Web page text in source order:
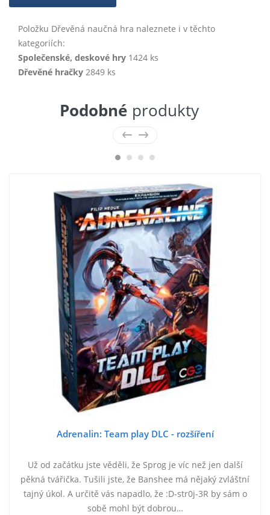
Položku Dřevěná naučná hra naleznete i v těchto
kategoriích:
Společenské, deskové hry 1424 ks
Dřevěné hračky 2849 ks
Podobné produkty
Adrenalin: Team play DLC - rozšíření
Už od začátku jste věděli, že Sprog je víc než jen další
pěkná tvářička. Tušili jste, že Banshee má nějaký zvláštní
tajný úkol. A určitě vás napadlo, že :D-str0j-3R by sám o
sobě mohl být dobrou…